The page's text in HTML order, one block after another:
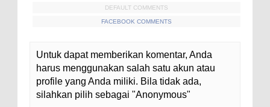
DEFAULT COMMENTS
FACEBOOK COMMENTS
Untuk dapat memberikan komentar, Anda
harus menggunakan salah satu akun atau
profile yang Anda miliki. Bila tidak ada,
silahkan pilih sebagai "Anonymous"